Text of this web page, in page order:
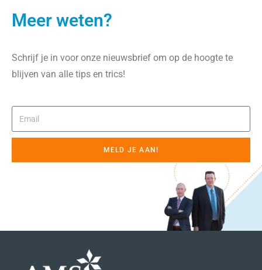
Meer weten?
Schrijf je in voor onze nieuwsbrief om op de hoogte te
blijven van alle tips en trics!
MELD JE AAN!